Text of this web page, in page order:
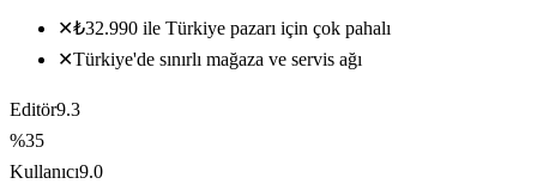
✕₺32.990 ile Türkiye pazarı için çok pahalı
✕Türkiye'de sınırlı mağaza ve servis ağı
Editör9.3
%35
Kullanıcı9.0